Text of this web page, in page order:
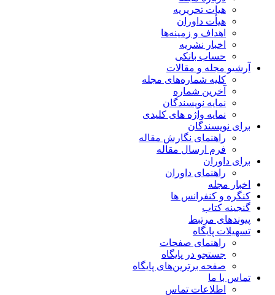
هیات تحریریه
هیأت داوران
اهداف و زمینه‌ها
اخبار نشریه
حساب بانکی
آرشیو مجله و مقالات
کلیه شماره‌های مجله
آخرین شماره
نمایه نویسندگان
نمایه واژه های کلیدی
برای نویسندگان
راهنمای نگارش مقاله
فرم ارسال مقاله
برای داوران
راهنمای داوران
اخبار مجله
کنگره و کنفرانس ها
گنجینه کتاب
پیوندهای مرتبط
تسهیلات پایگاه
راهنمای صفحات
جستجو در پایگاه
صفحه برترین‌های پایگاه
تماس با ما
اطلاعات تماس